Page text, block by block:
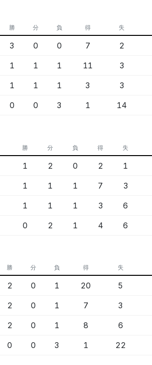
勝 分 負 得 失
3 0 0 7 2
1 1 1 11 3
1 1 1 3 3
0 0 3 1 14
勝 分 負 得 失
1 2 0 2 1
1 1 1 7 3
1 1 1 3 6
0 2 1 4 6
勝 分 負 得 失
2 0 1 20 5
2 0 1 7 3
2 0 1 8 6
0 0 3 1 22